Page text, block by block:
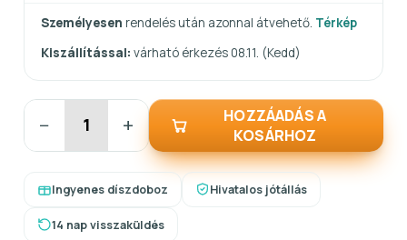
Személyesen rendelés után azonnal átvehető. Térkép
Kiszállítással: várható érkezés 08.11. (Kedd)
− +
HOZZÁADÁS A
KOSÁRHOZ
Ingyenes díszdoboz Hivatalos jótállás
14 nap visszaküldés